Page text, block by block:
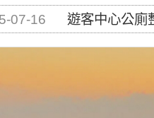
07-16
遊客中心公廁